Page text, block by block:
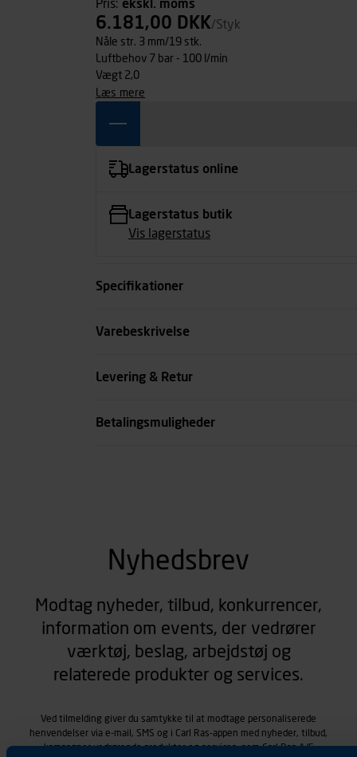
Pris: ekskl. moms
6.181,00 DKK/Styk
Nåle str. 3 mm/19 stk.
Luftbehov 7 bar - 100 l/min
Vægt 2,0
læs mere
Lagerstatus online
Lagerstatus butik
Vis lagerstatus
Specifikationer
Type
Varebeskrivelse
Levering & Retur
Betalingsmuligheder
Nyhedsbrev
Modtag nyheder, tilbud, konkurrencer,
information om events, der vedrører
værktøj, beslag, arbejdstøj og
relaterede produkter og services.
Ved tilmelding giver du samtykke til at modtage personaliserede
henvendelser via e-mail, SMS og i Carl Ras-appen med nyheder, tilbud,
kampagner vedrørende produkter og services, som Carl Ras A/S